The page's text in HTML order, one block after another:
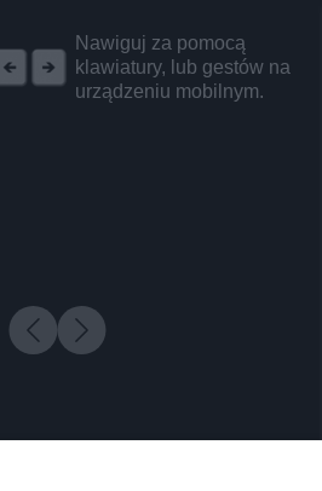
Nawiguj za pomocą
klawiatury, lub gestów na
urządzeniu mobilnym.